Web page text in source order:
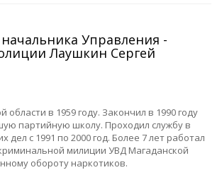
Управления -
Лаушкин Сергей
области в 1959 году. Закончил в 1990 году
партийную школу. Проходил службу в
дел с 1991 по 2000 год. Более 7 лет работал
милиции УВД Магаданской
обороту наркотиков.